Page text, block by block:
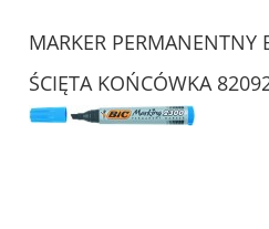
MARKER PERMANENTNY
ŚCIĘTA KOŃCÓWKA